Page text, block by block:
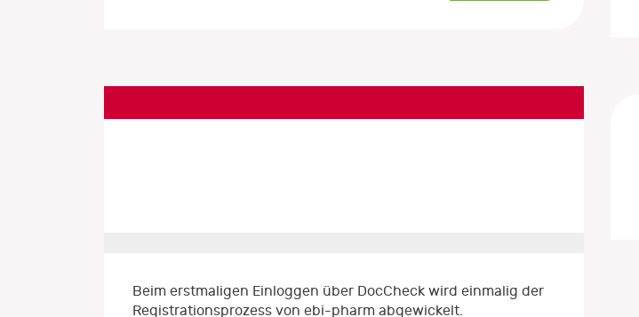
Beim erstmaligen Einloggen über DocCheck wird einmalig der
Registrationsprozess von ebi-pharm abgewickelt.